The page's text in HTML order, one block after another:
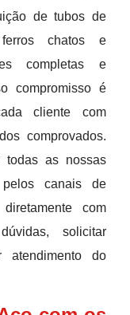
de tubos de
chatos e
completas e
compromisso é
cliente com
comprovados.
todas as nossas
canais de
com
solicitar
atendimento do